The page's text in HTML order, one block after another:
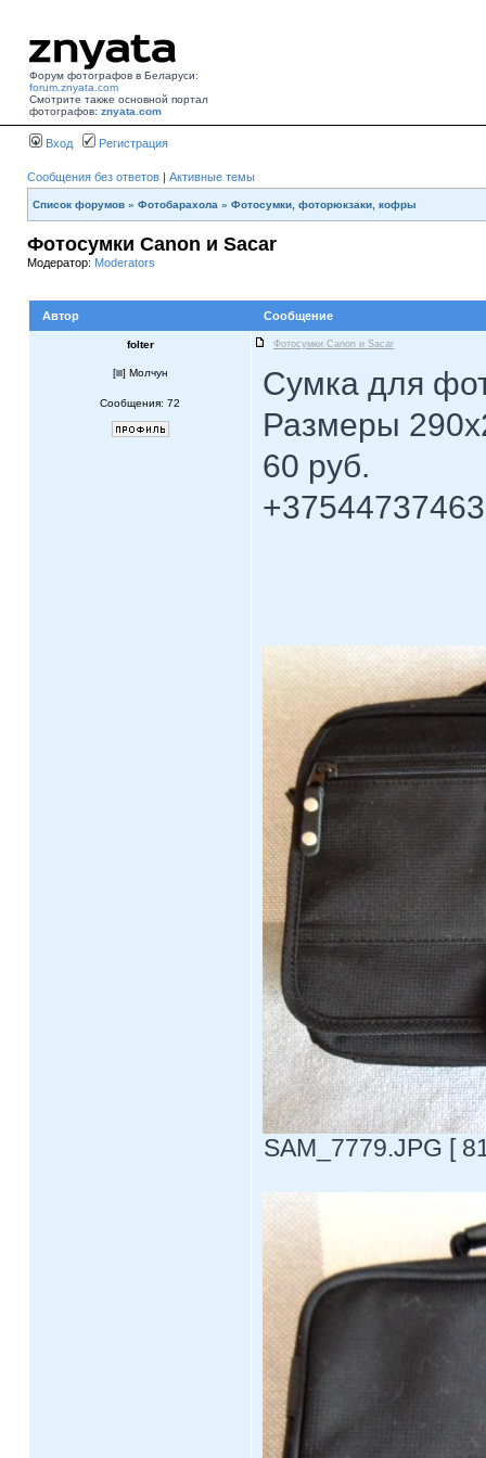
Форум фотографов в Беларуси:
forum.znyata.com
Смотрите также основной портал
фотографов: znyata.com
Вход Регистрация
Сообщения без ответов | Активные темы
Список форумов » Фотобарахола » Фотосумки, фоторюкзаки, кофры
Фотосумки Canon и Sacar
Модератор: Moderators
Автор Сообщение
folter Фотосумки Canon и Sacar
[ ] Молчун
Сообщения: 72
Сумка для
Размеры
60 руб.
SAM_7779.JPG [